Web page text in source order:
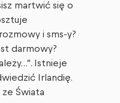
martwić się o
i sms-y?
darmowy?
Istnieje
Irlandię.
ze Świata